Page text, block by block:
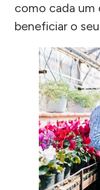
como cada um
beneficiar o